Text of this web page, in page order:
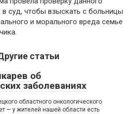
в суд, чтобы взыскать с больницы
и морального вреда семье
статьи
об
заболеваниях
областного онкологического
— у жителей нашей области есть